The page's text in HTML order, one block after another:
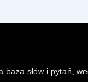
słów i pytań,